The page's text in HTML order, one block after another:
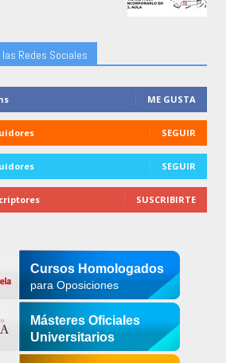
Redes Sociales
ME GUSTA
SEGUIR
SEGUIR
SUSCRIBIRTE
Cursos Homologados
para Oposiciones
Másteres Oficiales
Universitarios